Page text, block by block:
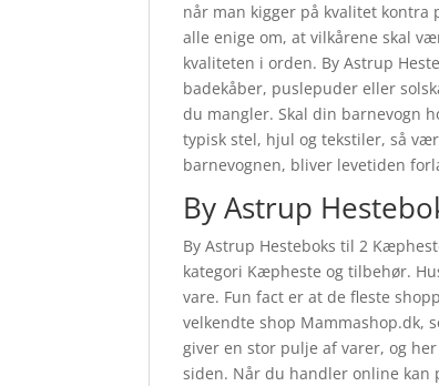
når man kigger på kvalitet kontra
alle enige om, at vilkårene skal
kvaliteten i orden. By Astrup
badekåber, puslepuder eller
du mangler. Skal din barnevogn
typisk stel, hjul og tekstiler, så
barnevognen, bliver levetiden
By Astrup
By Astrup Hesteboks til 2
kategori Kæpheste og tilbehør.
vare. Fun fact er at de fleste
velkendte shop Mammashop.dk,
giver en stor pulje af varer, og
siden. Når du handler online kan